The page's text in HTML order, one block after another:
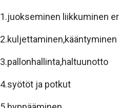
1.juokseminen liikkuminen
3.pallonhallinta,haltuunotto
4.syötöt ja potkut